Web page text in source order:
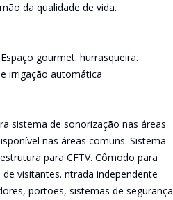
da qualidade de vida.
gourmet. hurrasqueira.
irrigação automática
sistema de sonorização nas áreas
nas áreas comuns. Sistema
para CFTV. Cômodo para
visitantes. ntrada independente
portões, sistemas de segurança